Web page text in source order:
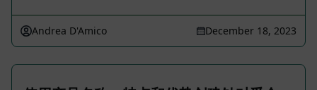
Andrea D'Amico December 18, 2023